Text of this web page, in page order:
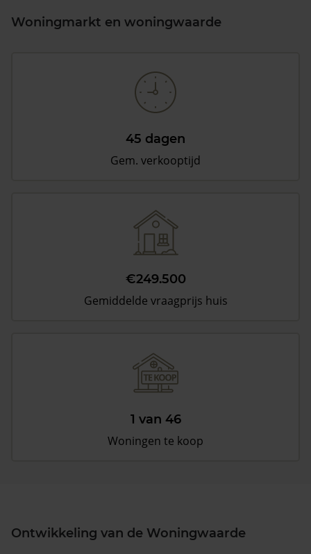
Woningmarkt en woningwaarde
45 dagen
Gem. verkooptijd
€249.500
Gemiddelde vraagprijs huis
1 van 46
Woningen te koop
Ontwikkeling van de Woningwaarde